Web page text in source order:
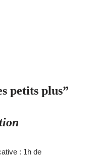
petits plus”
: 1h de